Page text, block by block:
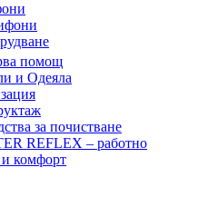
помощ
и Одеяла
за почистване